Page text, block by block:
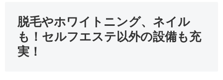
脱毛やホワイトニング、ネイル
も！セルフエステ以外の設備も充
実！